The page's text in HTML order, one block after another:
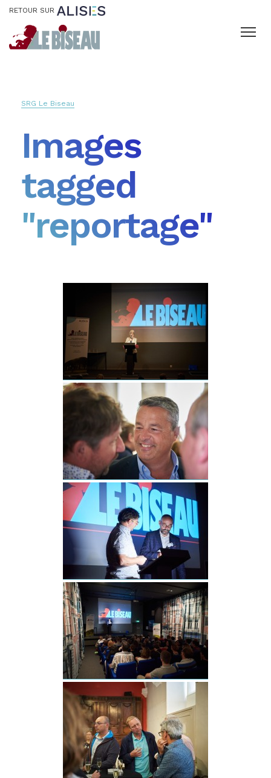
RETOUR SUR
SRG Le Biseau
Images
tagged
"reportage"